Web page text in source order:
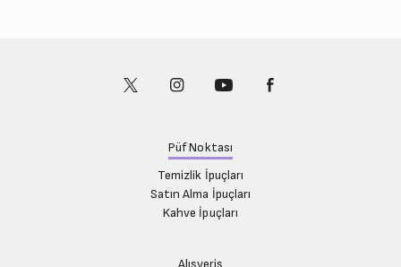
Püf Noktası
Temizlik İpuçları
Satın Alma İpuçları
Kahve İpuçları
Alışveriş